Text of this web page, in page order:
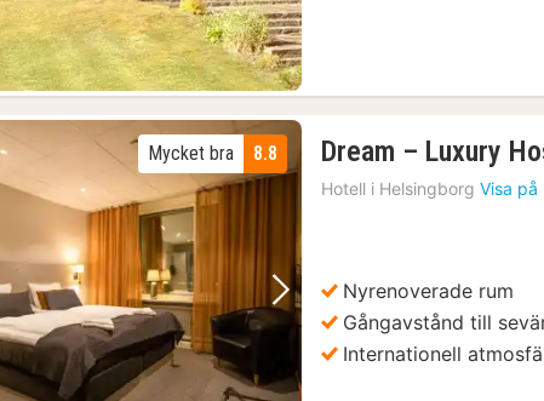
Föregående bild Nästa bild
8.8
Mycket bra Dream – Luxury
Hotell i Helsingborg Visa på
Nyrenoverade rum
Gångavstånd till
Internationell